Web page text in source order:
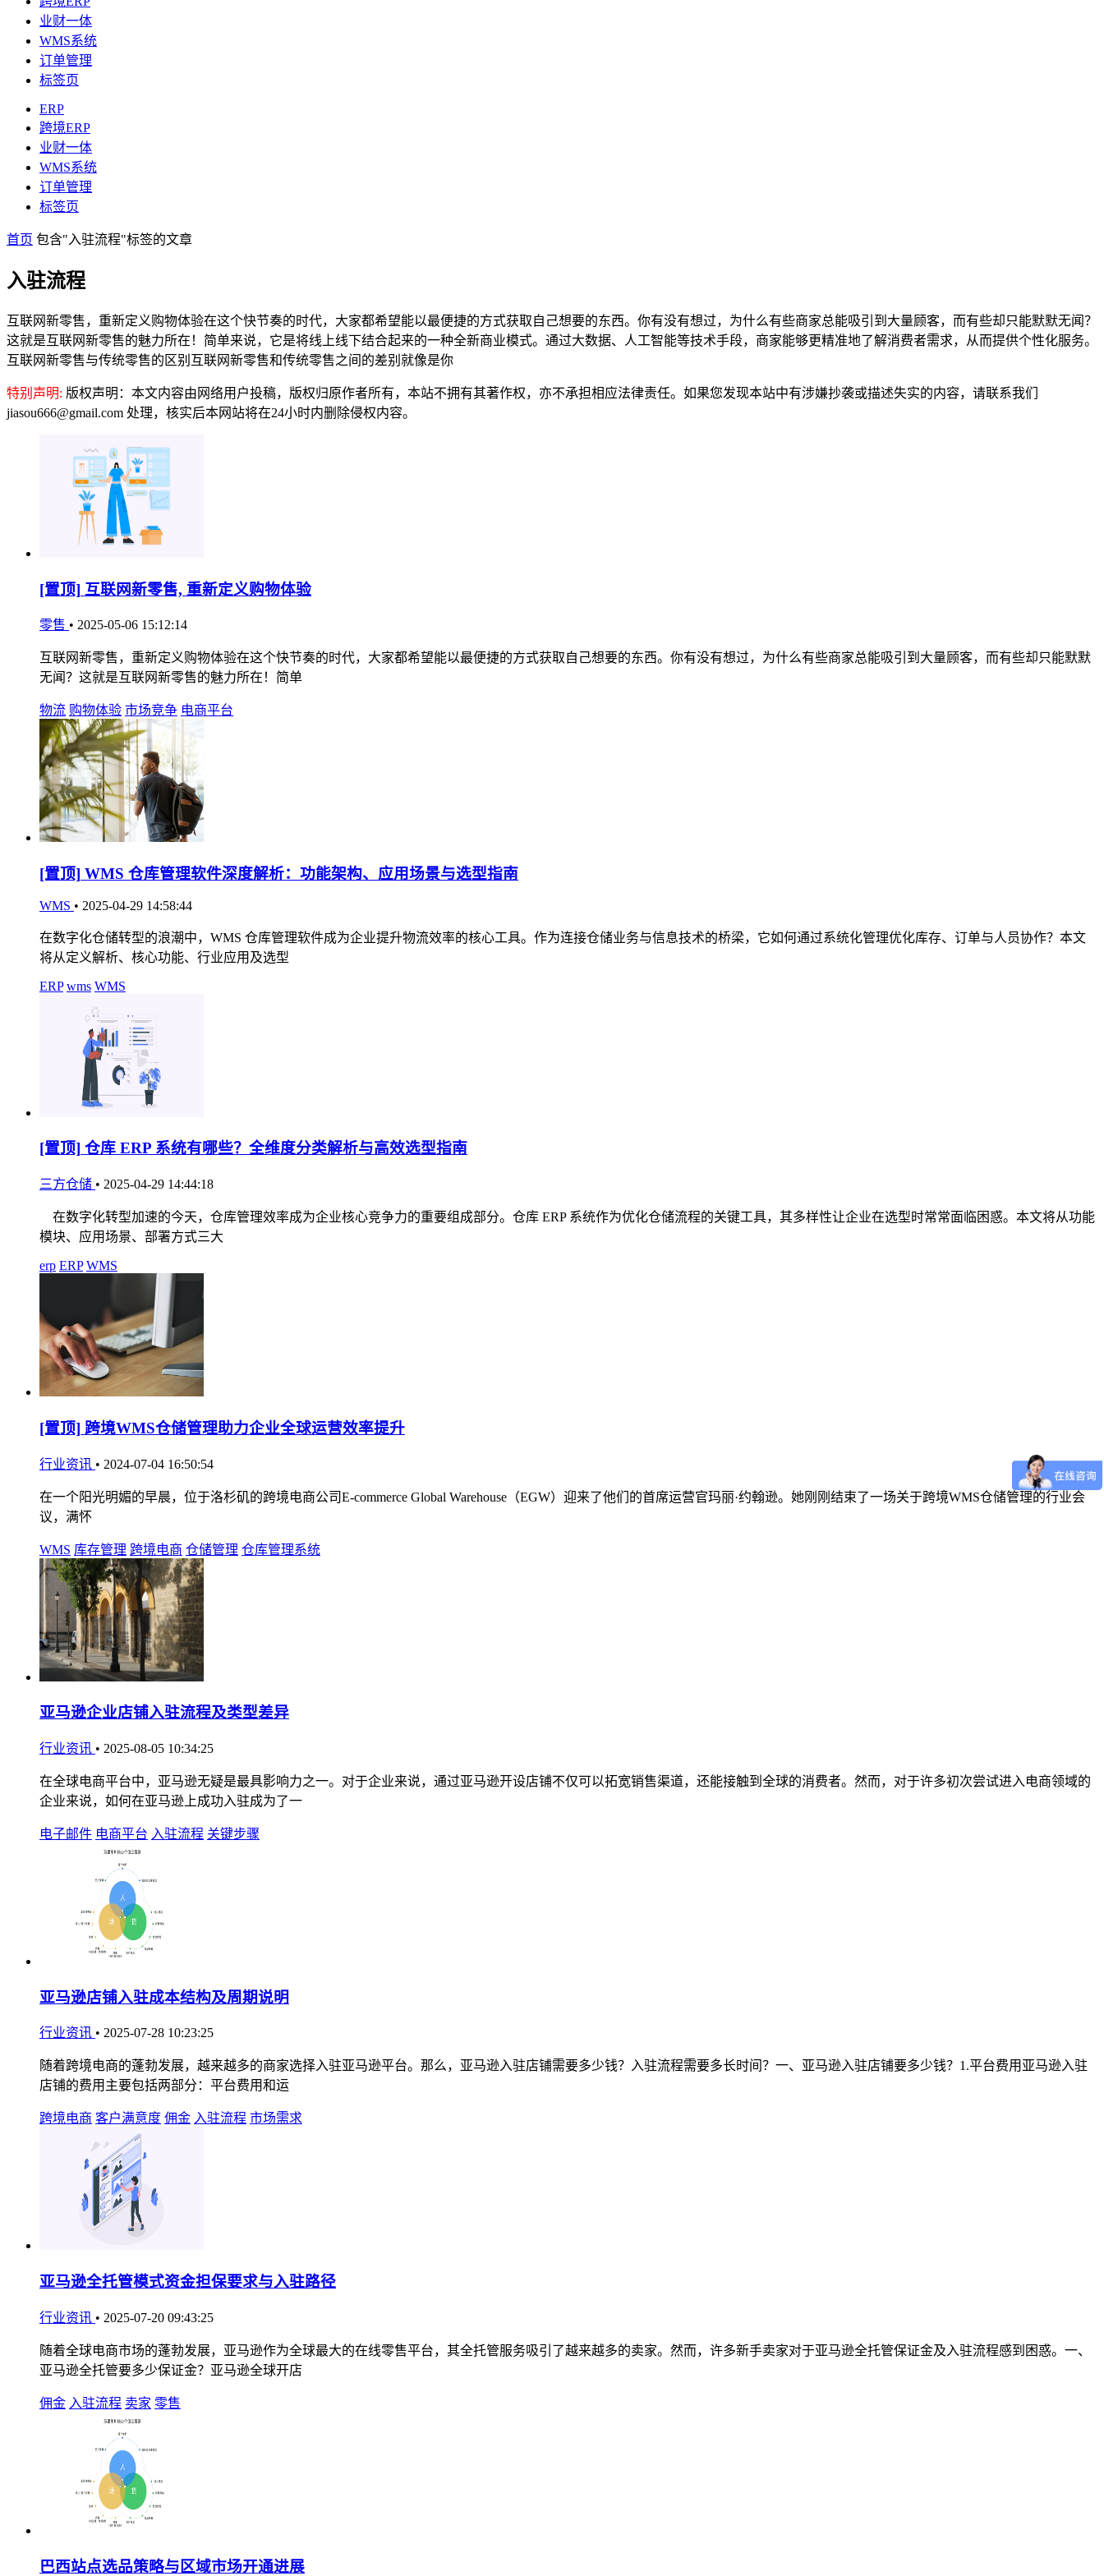
业财一体
WMS系统
订单管理
标签页
ERP
跨境ERP
业财一体
WMS系统
订单管理
标签页
首页 包含"入驻流程"标签的文章
入驻流程
互联网新零售，重新定义购物体验在这个快节奏的时代，大家都希望能以最便捷的方式获取自己想要的东西。你有没有想过，为什么有些商家总能吸引到大量顾客，而有些却只能默默无闻？
这就是互联网新零售的魅力所在！简单来说，它是将线上线下结合起来的一种全新商业模式。通过大数据、人工智能等技术手段，商家能够更精准地了解消费者需求，从而提供个性化服务。
互联网新零售与传统零售的区别互联网新零售和传统零售之间的差别就像是你
特别声明: 版权声明：本文内容由网络用户投稿，版权归原作者所有，本站不拥有其著作权，亦不承担相应法律责任。如果您发现本站中有涉嫌抄袭或描述失实的内容，请联系我们
jiasou666@gmail.com 处理，核实后本网站将在24小时内删除侵权内容。
[置顶] 互联网新零售, 重新定义购物体验
零售 • 2025-05-06 15:12:14
互联网新零售，重新定义购物体验在这个快节奏的时代，大家都希望能以最便捷的方式获取自己想要的东西。你有没有想过，为什么有些商家总能吸引到大量顾客，而有些却只能默默
无闻？这就是互联网新零售的魅力所在！简单
物流 购物体验 市场竞争 电商平台
[置顶] WMS 仓库管理软件深度解析：功能架构、应用场景与选型指南
WMS • 2025-04-29 14:58:44
在数字化仓储转型的浪潮中，WMS 仓库管理软件成为企业提升物流效率的核心工具。作为连接仓储业务与信息技术的桥梁，它如何通过系统化管理优化库存、订单与人员协作？本文
将从定义解析、核心功能、行业应用及选型
ERP wms WMS
[置顶] 仓库 ERP 系统有哪些？全维度分类解析与高效选型指南
三方仓储 • 2025-04-29 14:44:18
在数字化转型加速的今天，仓库管理效率成为企业核心竞争力的重要组成部分。仓库 ERP 系统作为优化仓储流程的关键工具，其多样性让企业在选型时常常面临困惑。本文将从功能
模块、应用场景、部署方式三大
erp ERP WMS
[置顶] 跨境WMS仓储管理助力企业全球运营效率提升
行业资讯 • 2024-07-04 16:50:54
在一个阳光明媚的早晨，位于洛杉矶的跨境电商公司E-commerce Global Warehouse（EGW）迎来了他们的首席运营官玛丽·约翰逊。她刚刚结束了一场关于跨境WMS仓储管理的行业会
议，满怀
WMS 库存管理 跨境电商 仓储管理 仓库管理系统
亚马逊企业店铺入驻流程及类型差异
行业资讯 • 2025-08-05 10:34:25
在全球电商平台中，亚马逊无疑是最具影响力之一。对于企业来说，通过亚马逊开设店铺不仅可以拓宽销售渠道，还能接触到全球的消费者。然而，对于许多初次尝试进入电商领域的
企业来说，如何在亚马逊上成功入驻成为了一
电子邮件 电商平台 入驻流程 关键步骤
亚马逊店铺入驻成本结构及周期说明
行业资讯 • 2025-07-28 10:23:25
随着跨境电商的蓬勃发展，越来越多的商家选择入驻亚马逊平台。那么，亚马逊入驻店铺需要多少钱？入驻流程需要多长时间？一、亚马逊入驻店铺要多少钱？1.平台费用亚马逊入驻
店铺的费用主要包括两部分：平台费用和运
跨境电商 客户满意度 佣金 入驻流程 市场需求
亚马逊全托管模式资金担保要求与入驻路径
行业资讯 • 2025-07-20 09:43:25
随着全球电商市场的蓬勃发展，亚马逊作为全球最大的在线零售平台，其全托管服务吸引了越来越多的卖家。然而，许多新手卖家对于亚马逊全托管保证金及入驻流程感到困惑。一、
亚马逊全托管要多少保证金？亚马逊全球开店
佣金 入驻流程 卖家 零售
巴西站点选品策略与区域市场开通进展